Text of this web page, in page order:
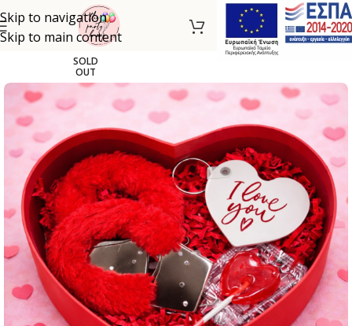
Skip to navigation
Skip to main content
SOLD
OUT